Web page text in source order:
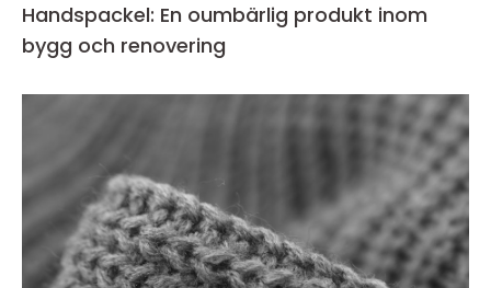
Handspackel: En oumbärlig produkt inom
bygg och renovering